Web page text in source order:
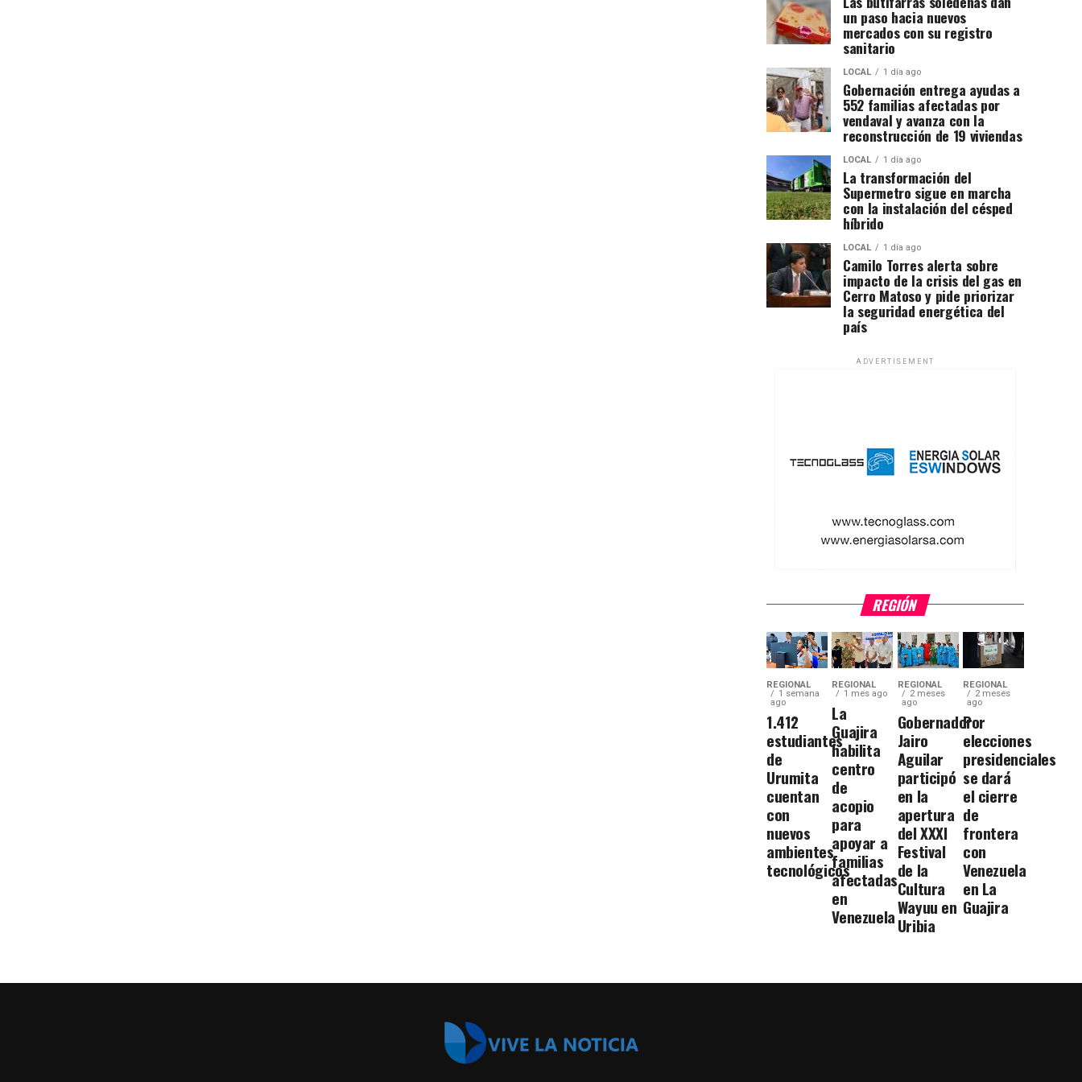
un paso hacia nuevos
mercados con su registro
sanitario
LOCAL 1 día ago
Gobernación entrega ayudas a
552 familias afectadas por
vendaval y avanza con la
reconstrucción de 19 viviendas
LOCAL 1 día ago
La transformación del
Supermetro sigue en marcha
con la instalación del césped
híbrido
LOCAL 1 día ago
Camilo Torres alerta sobre
impacto de la crisis del gas en
Cerro Matoso y pide priorizar
la seguridad energética del
país
ADVERTISEMENT
REGIÓN
REGIONAL
1 semana
ago
1.412
estudiantes
de
Urumita
cuentan
con
nuevos
ambientes
tecnológicos
REGIONAL
1 mes ago
La
Guajira
habilita
centro
de
acopio
para
apoyar a
familias
afectadas
en
Venezuela
REGIONAL
2 meses
ago
Gobernador
Jairo
Aguilar
participó
en la
apertura
del XXXI
Festival
de la
Cultura
Wayuu en
Uribia
REGIONAL
2 meses
ago
Por
elecciones
presidenciales
se dará
el cierre
de
frontera
con
Venezuela
en La
Guajira